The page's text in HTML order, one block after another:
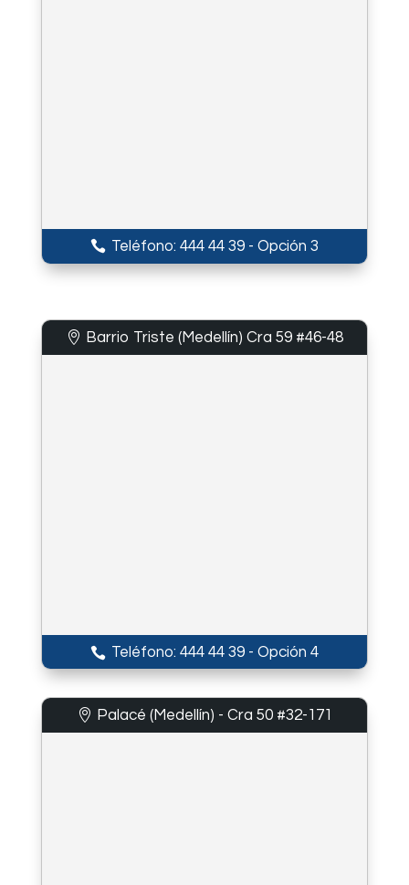
Teléfono: 444 44 39 - Opción 3
Barrio Triste (Medellín) Cra 59 #46-48
Teléfono: 444 44 39 - Opción 4
Palacé (Medellín) - Cra 50 #32-171